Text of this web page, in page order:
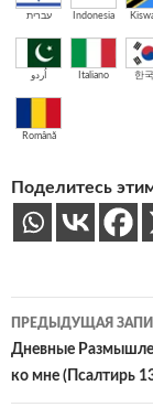
עברית Indonesia
اُردو Italiano 한
Română
Поделитесь
Навигация
по
записям
ПРЕДЫДУЩАЯ
Дневные
ко мне (Псалтирь